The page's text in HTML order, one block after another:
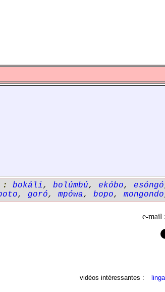
: bokáli, bolúmbú, ekóbo, esóngó
, goró, mpówa, bopo, mongondo
e-mail :
vidéos intéressantes :